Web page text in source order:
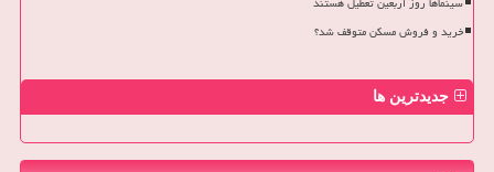
خرید و فروش مسکن متوقف شد؟
جدیدترین ها